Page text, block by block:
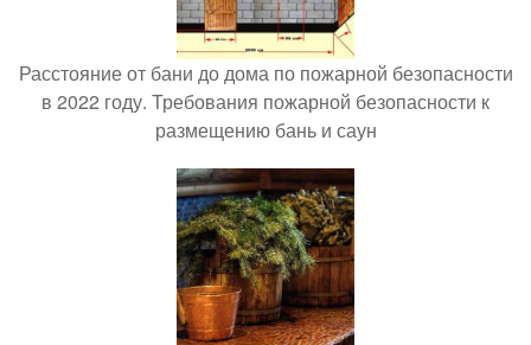
Расстояние от бани до дома по пожарной безопасности
в 2022 году. Требования пожарной безопасности к
размещению бань и саун